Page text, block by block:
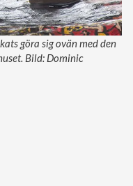
göra sig ovän med den
Bild: Dominic